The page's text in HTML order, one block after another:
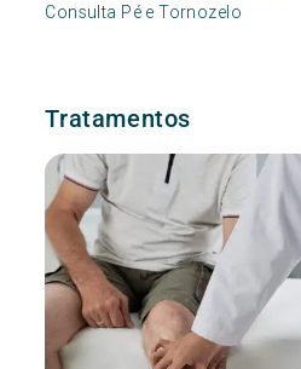
Consulta Pé e Tornozelo
Tratamentos